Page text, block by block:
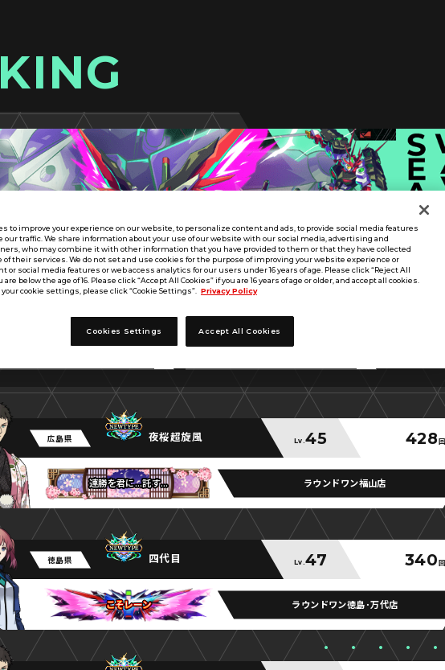
広島県 夜桜超旋風 Lv.45 428回
連勝を君に…託す…
連勝を君に…託す…
連勝を君に…託す… ラウンドワン福山店
徳島県 四代目 Lv.47 340回
こそレーン
こそレーン
こそレーン ラウンドワン徳島･万代店
to improve your experience on our website, to personalize content and ads, to provide social media features
our traffic. We share information about your use of our website with our social media, advertising and
who may combine it with other information that you have provided to them or that they have collected
of their services. We do not set and use cookies for the purpose of improving your website experience or
or social media features or web access analytics for our users under 16 years of age. Please click “Reject All
are below the age of 16. Please click “Accept All Cookies” if you are 16 years of age or older, and accept all cookies.
cookie settings, please click “Cookie Settings”. Privacy Policy
Cookies Settings Accept All Cookies